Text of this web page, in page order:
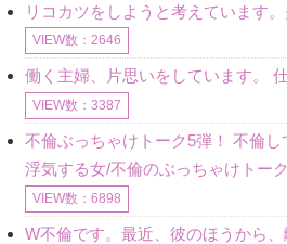
VIEW数：2646
VIEW数：3387
浮気する女/不倫のぶっちゃけトーク
VIEW数：6898